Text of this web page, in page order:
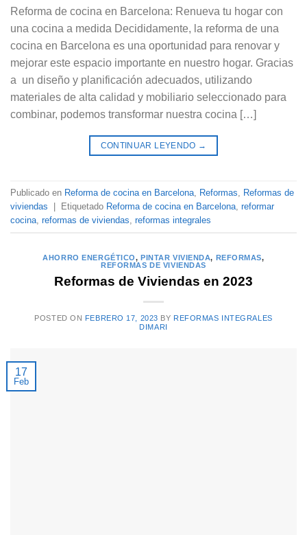
Reforma de cocina en Barcelona: Renueva tu hogar con
una cocina a medida Decididamente, la reforma de una
cocina en Barcelona es una oportunidad para renovar y
mejorar este espacio importante en nuestro hogar. Gracias
a un diseño y planificación adecuados, utilizando
materiales de alta calidad y mobiliario seleccionado para
combinar, podemos transformar nuestra cocina […]
CONTINUAR LEYENDO →
Publicado en Reforma de cocina en Barcelona Reformas
Reformas de
viviendas
| Etiquetado Reforma de cocina en Barcelona reformar
cocina reformas de viviendas reformas integrales
AHORRO ENERGÉTICO, PINTAR VIVIENDA, REFORMAS,
REFORMAS DE VIVIENDAS
Reformas de Viviendas en 2023
POSTED ON FEBRERO 17, 2023 BY REFORMAS INTEGRALES
DIMARI
17
Feb